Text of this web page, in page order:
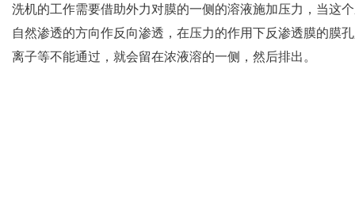
洗机的工作需要借助外力对膜的一侧的溶液施加压力，当这
自然渗透的方向作反向渗透，在压力的作用下反渗透膜的膜
离子等不能通过，就会留在浓液溶的一侧，然后排出。